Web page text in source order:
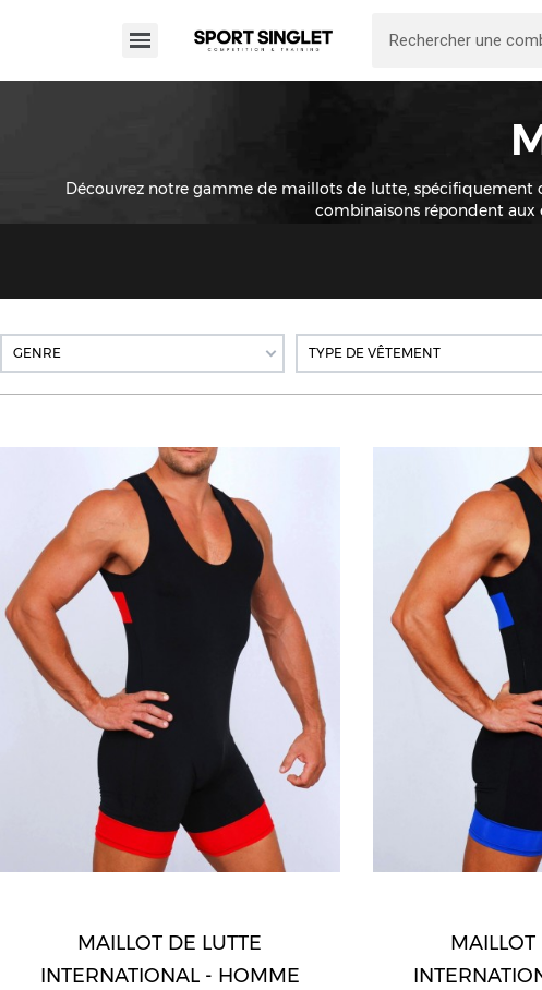
Découvrez notre gamme de maillots de lutte,
combinaisons répondent
GENRE TYPE DE VÊTEMENT
MAILLOT DE LUTTE
INTERNATIONAL - HOMME
MAILLOT